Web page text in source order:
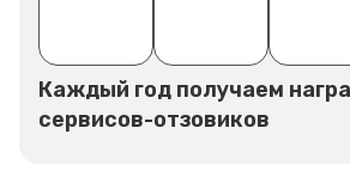
Каждый год получаем
сервисов-отзовиков